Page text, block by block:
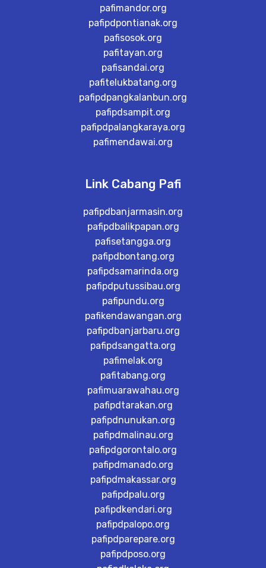
pafimandor.org
pafipdpontianak.org
pafisosok.org
pafitayan.org
pafisandai.org
pafitelukbatang.org
pafipdpangkalanbun.org
pafipdsampit.org
pafipdpalangkaraya.org
pafimendawai.org
Link Cabang Pafi
pafipdbanjarmasin.org
pafipdbalikpapan.org
pafisetangga.org
pafipdbontang.org
pafipdsamarinda.org
pafipdputussibau.org
pafipundu.org
pafikendawangan.org
pafipdbanjarbaru.org
pafipdsangatta.org
pafimelak.org
pafitabang.org
pafimuarawahau.org
pafipdtarakan.org
pafipdnunukan.org
pafipdmalinau.org
pafipdgorontalo.org
pafipdmanado.org
pafipdmakassar.org
pafipdpalu.org
pafipdkendari.org
pafipdpalopo.org
pafipdparepare.org
pafipdposo.org